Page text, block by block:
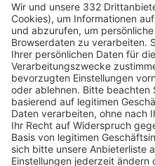
HÄUFIG BESUCHTE
Pässe und Vereinswechsel
Trainerausbildung
Schulungsangebot
BFV-Geschäftsstellen
Trainerbörse
Login SpielPlus